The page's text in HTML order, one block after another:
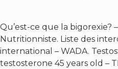
Qu’est-ce que la bigorexie?
Nutritionniste. Liste des
international – WADA.
testosterone 45 years old –